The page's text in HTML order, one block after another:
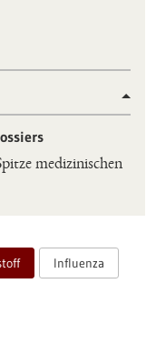
medizinischen
Influenza